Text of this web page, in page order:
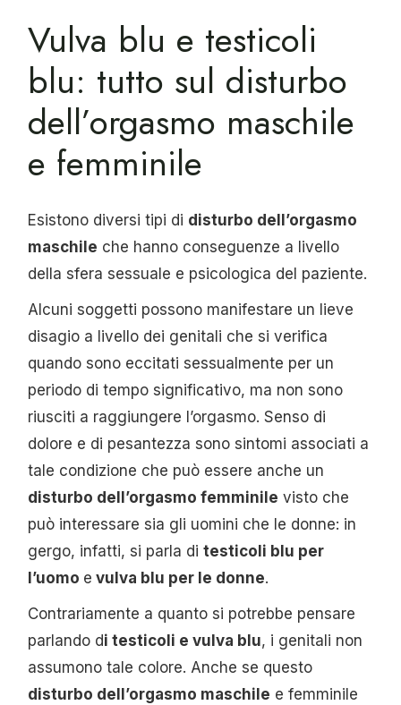
Vulva blu e testicoli
blu: tutto sul disturbo
dell’orgasmo maschile
e femminile
Esistono diversi tipi di disturbo dell’orgasmo
maschile che hanno conseguenze a livello
della sfera sessuale e psicologica del paziente.
Alcuni soggetti possono manifestare un lieve
disagio a livello dei genitali che si verifica
quando sono eccitati sessualmente per un
periodo di tempo significativo, ma non sono
riusciti a raggiungere l’orgasmo. Senso di
dolore e di pesantezza sono sintomi associati a
tale condizione che può essere anche un
disturbo dell’orgasmo femminile visto che
può interessare sia gli uomini che le donne: in
gergo, infatti, si parla ditesticoli blu per
l’uomo e vulva blu per le donne.
Contrariamente a quanto si potrebbe pensare
parlando di testicoli e vulva blu, i genitali non
assumono tale colore. Anche se questo
disturbo dell’orgasmo maschile e femminile